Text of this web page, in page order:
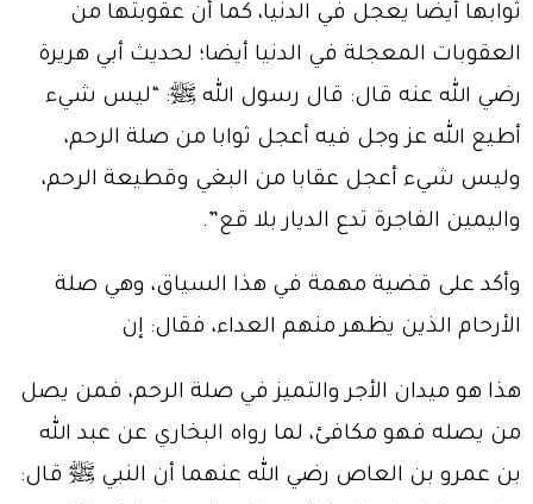
ثوابها أيضا يعجل في الدنيا، كما أن عقوبتها من
العقوبات المعجلة في الدنيا أيضا؛ لحديث أبي هريرة
رضي الله عنه قال: قال رسول الله ﷺ: “ليس شيء
أطيع الله عز وجل فيه أعجل ثوابا من صلة الرحم،
وليس شيء أعجل عقابا من البغي وقطيعة الرحم،
واليمين الفاجرة تدع الديار بلا قع”.
وأكد على قضية مهمة في هذا السياق، وهي صلة
الأرحام الذين يظهر منهم العداء، فقال: إن
هذا هو ميدان الأجر والتميز في صلة الرحم، فمن يصل
من يصله فهو مكافئ، لما رواه البخاري عن عبد الله
بن عمرو بن العاص رضي الله عنهما أن النبي ﷺ قال: